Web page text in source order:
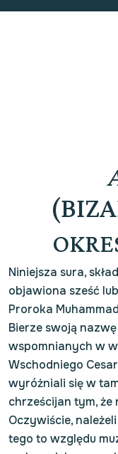
Niniejsza sura,
objawiona sześć
Proroka
Bierze swoją
wspomnianych w
Wschodniego
wyróżniali się w
chrześcijan tym, że
Oczywiście,
tego to względu